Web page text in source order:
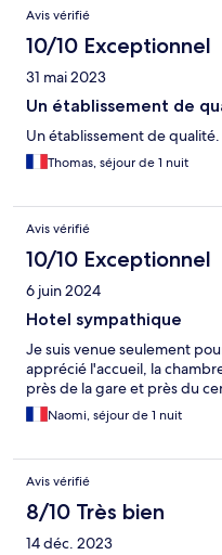
Avis vérifié
10/10 Exceptionnel
31 mai 2023
Un établissement de
Un établissement de
Thomas, séjour de 1 nuit
Avis vérifié
10/10 Exceptionnel
6 juin 2024
Hotel sympathique
Je suis venue seulement
apprécié l'accueil, la
près de la gare et près du
Naomi, séjour de 1 nuit
Avis vérifié
8/10 Très bien
14 déc. 2023